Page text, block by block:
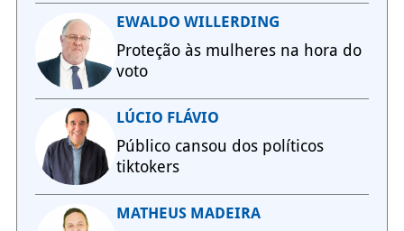
EWALDO WILLERDING
Proteção às mulheres na hora do
voto
LÚCIO FLÁVIO
Público cansou dos políticos
tiktokers
MATHEUS MADEIRA